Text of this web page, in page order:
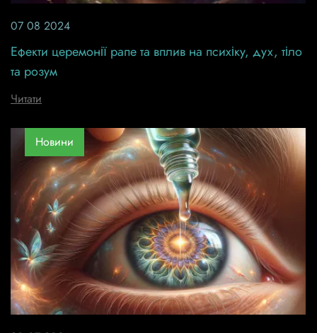
07 08 2024
Ефекти церемонії рапе та вплив на психіку, дух, тіло
та розум
Читати
Новини